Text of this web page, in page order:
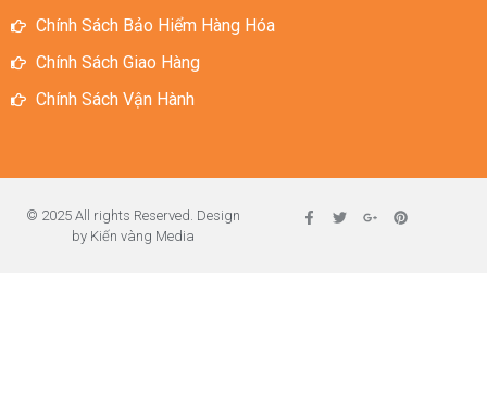
Chính Sách Bảo Hiểm Hàng Hóa
Chính Sách Giao Hàng
Chính Sách Vận Hành
© 2025 All rights Reserved. Design
by Kiến vàng Media